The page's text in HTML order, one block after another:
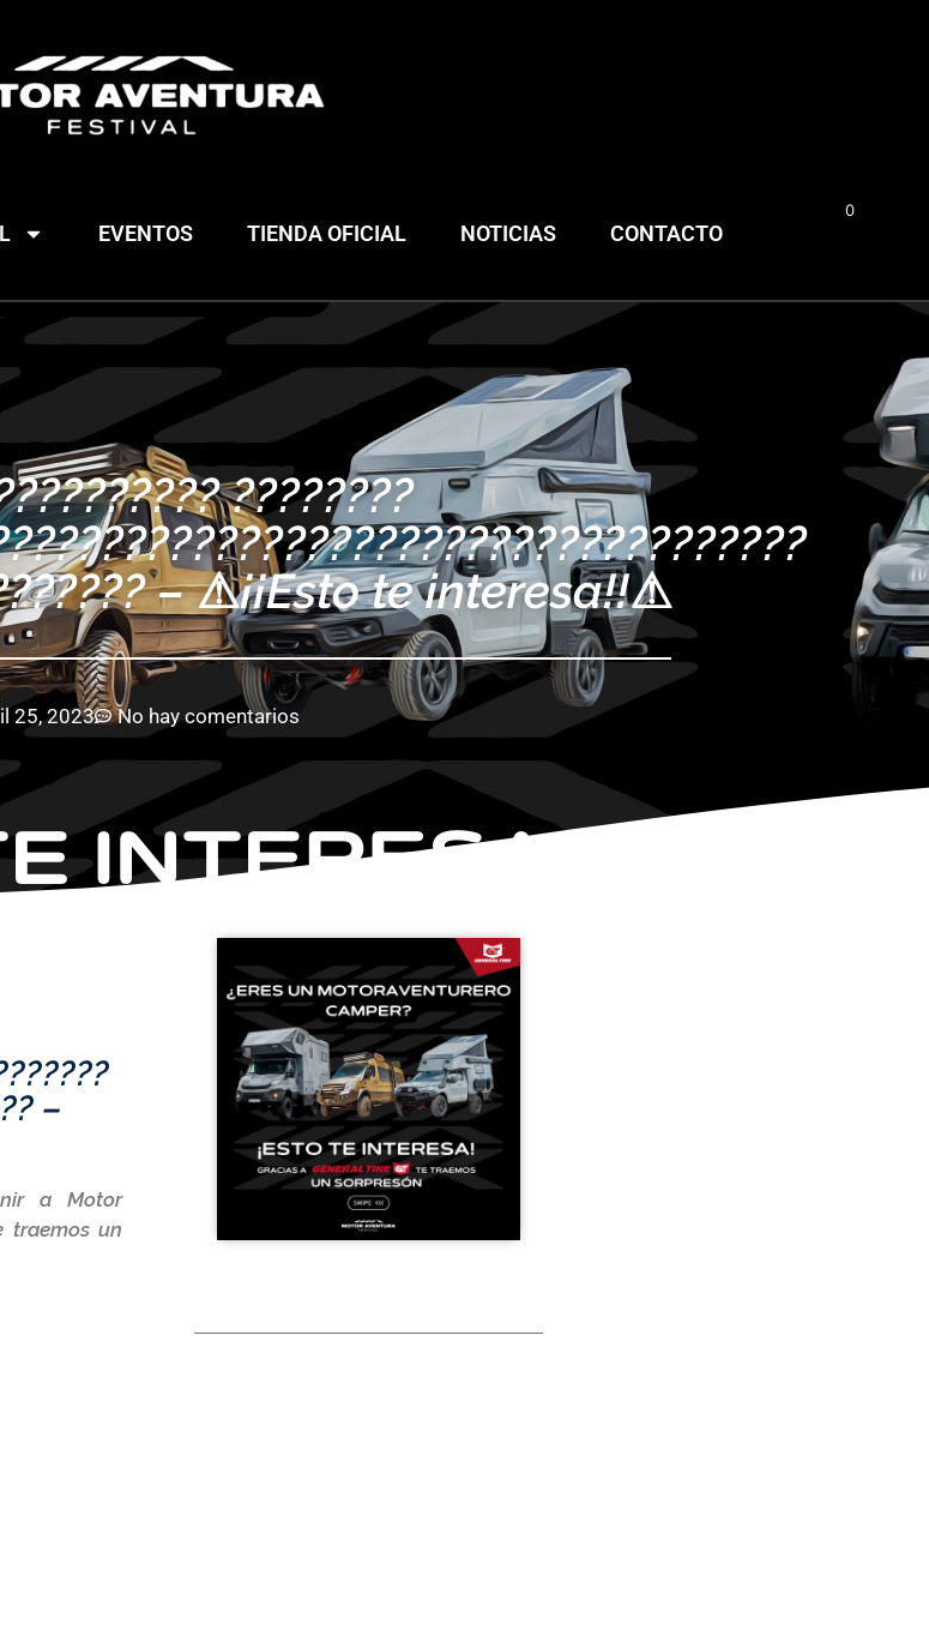
EVENTOS TIENDA OFICIAL NOTICIAS CONTACTO
0
????????
– ⚠¡¡Esto te interesa!!⚠
25, 2023 No hay comentarios
–
a Motor
traemos un